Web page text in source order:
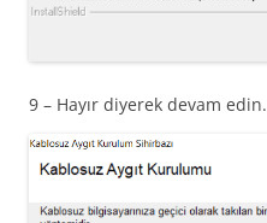
9 – Hayır diyerek devam edin.